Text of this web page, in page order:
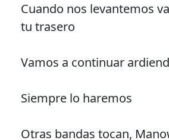
Cuando nos levantemos
tu trasero
Vamos a continuar
Siempre lo haremos
Otras bandas tocan,